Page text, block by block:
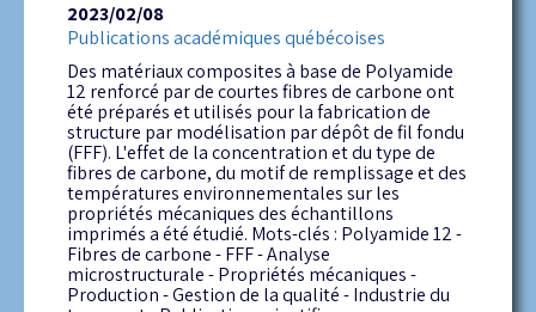
2023/02/08
Publications académiques québécoises
Des matériaux composites à base de Polyamide
12 renforcé par de courtes fibres de carbone ont
été préparés et utilisés pour la fabrication de
structure par modélisation par dépôt de fil fondu
(FFF). L'effet de la concentration et du type de
fibres de carbone, du motif de remplissage et des
températures environnementales sur les
propriétés mécaniques des échantillons
imprimés a été étudié. Mots-clés : Polyamide 12 -
Fibres de carbone - FFF - Analyse
microstructurale - Propriétés mécaniques -
Production - Gestion de la qualité - Industrie du